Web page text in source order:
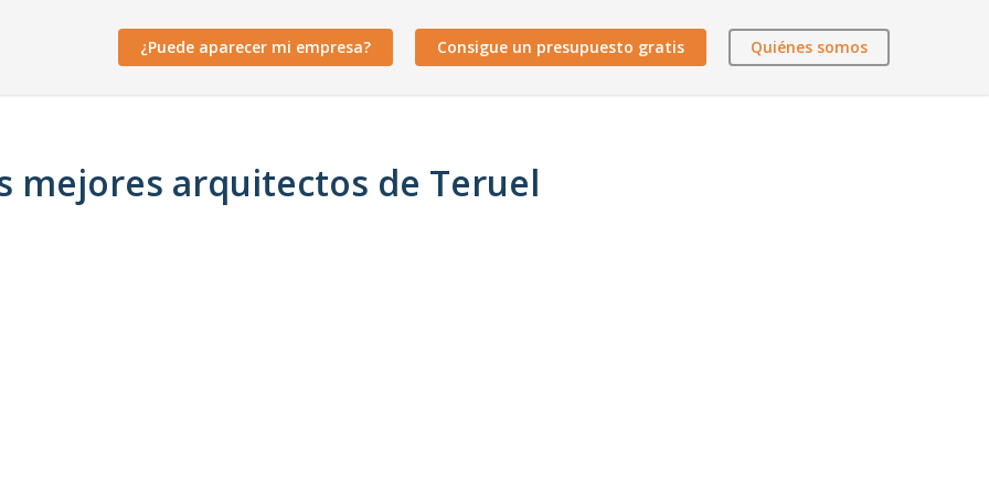
¿Puede aparecer mi empresa? Consigue un presupuesto gratis Quiénes somos
mejores arquitectos de Teruel